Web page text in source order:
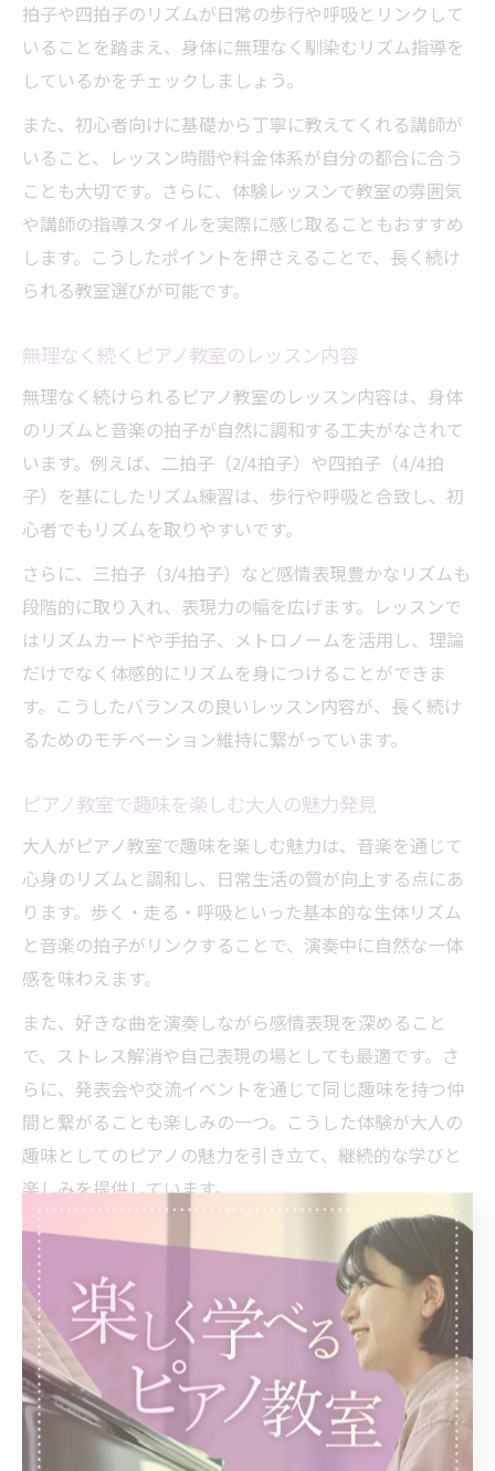
拍子や四拍子のリズムが日常の歩行や呼吸とリンクして
いることを踏まえ、身体に無理なく馴染むリズム指導を
しているかをチェックしましょう。
また、初心者向けに基礎から丁寧に教えてくれる講師が
いること、レッスン時間や料金体系が自分の都合に合う
ことも大切です。さらに、体験レッスンで教室の雰囲気
や講師の指導スタイルを実際に感じ取ることもおすすめ
します。こうしたポイントを押さえることで、長く続け
られる教室選びが可能です。
無理なく続くピアノ教室のレッスン内容
無理なく続けられるピアノ教室のレッスン内容は、身体
のリズムと音楽の拍子が自然に調和する工夫がなされて
います。例えば、二拍子（2/4拍子）や四拍子（4/4拍
子）を基にしたリズム練習は、歩行や呼吸と合致し、初
心者でもリズムを取りやすいです。
さらに、三拍子（3/4拍子）など感情表現豊かなリズムも
段階的に取り入れ、表現力の幅を広げます。レッスンで
はリズムカードや手拍子、メトロノームを活用し、理論
だけでなく体感的にリズムを身につけることができま
す。こうしたバランスの良いレッスン内容が、長く続け
るためのモチベーション維持に繋がっています。
ピアノ教室で趣味を楽しむ大人の魅力発見
大人がピアノ教室で趣味を楽しむ魅力は、音楽を通じて
心身のリズムと調和し、日常生活の質が向上する点にあ
ります。歩く・走る・呼吸といった基本的な生体リズム
と音楽の拍子がリンクすることで、演奏中に自然な一体
感を味わえます。
また、好きな曲を演奏しながら感情表現を深めること
で、ストレス解消や自己表現の場としても最適です。さ
らに、発表会や交流イベントを通じて同じ趣味を持つ仲
間と繋がることも楽しみの一つ。こうした体験が大人の
趣味としてのピアノの魅力を引き立て、継続的な学びと
楽しみを提供しています。
歩行リズムと紐づくピアノ教室の
おすすめ理由